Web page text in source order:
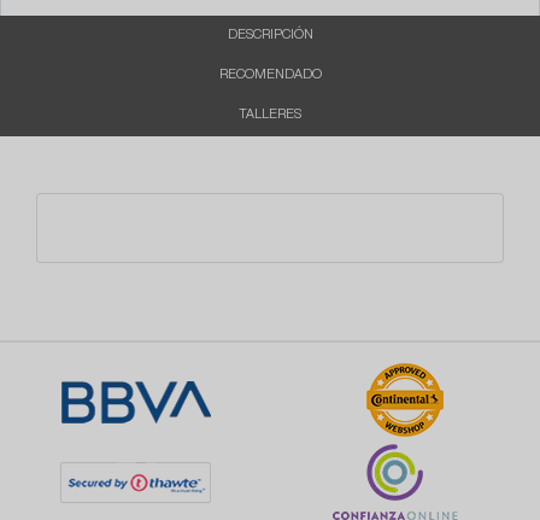
DESCRIPCIÓN
RECOMENDADO
TALLERES